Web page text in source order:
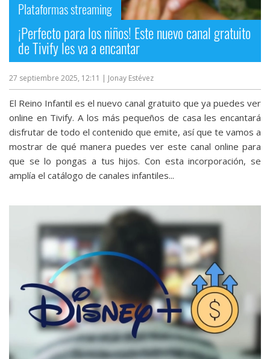
Plataformas streaming
¡Perfecto para los niños! Este nuevo canal gratuito
de Tivify les va a encantar
27 septiembre 2025, 12:11 | Jonay Estévez
El Reino Infantil es el nuevo canal gratuito que ya puedes ver
online en Tivify. A los más pequeños de casa les encantará
disfrutar de todo el contenido que emite, así que te vamos a
mostrar de qué manera puedes ver este canal online para
que se lo pongas a tus hijos. Con esta incorporación, se
amplía el catálogo de canales infantiles...